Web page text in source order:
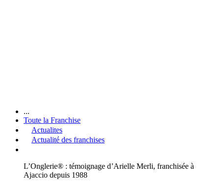
...
Toute la Franchise
Actualites
Actualité des franchises
L’Onglerie® : témoignage d’Arielle Merli, franchisée à
Ajaccio depuis 1988